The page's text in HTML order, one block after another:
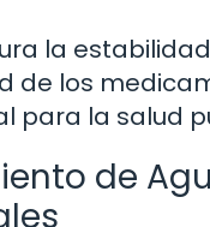
la
de los
para la salud
de